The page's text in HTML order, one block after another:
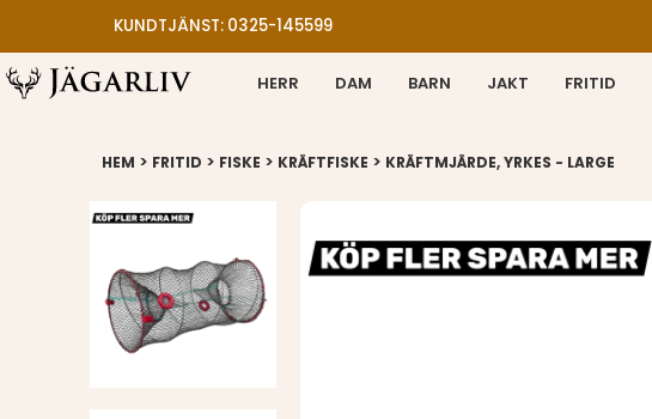
KUNDTJÄNST: 0325-145599
HERR DAM BARN JAKT FRITID
HEM > FRITID > FISKE > KRÄFTFISKE > KRÄFTMJÄRDE, YRKES - LARGE